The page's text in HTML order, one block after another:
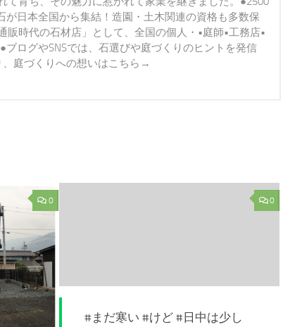
日本全国から集結！造園・土木関連の資格も多数保
時代の石材店」として、全国の個人・•庭師•工務店•
ログやSNSでは、石選びや庭づくりのヒントを発信
庭づくりへの想いはこちら→
0 0
#まだ寒い #けど #日中は少し